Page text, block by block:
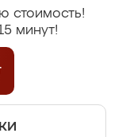
стоимость!
минут!